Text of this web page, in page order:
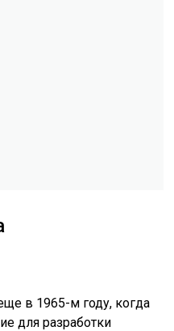
в 1965-м году, когда
для разработки